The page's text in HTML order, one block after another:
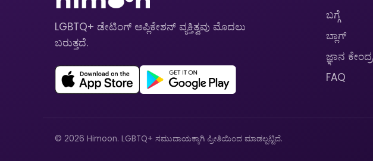
LGBTQ+ ಡೇಟಿಂಗ್ ಅಪ್ಲಿಕೇಶನ್ ವ್ಯಕ್ತಿತ್ವವು ಮೊದಲು
ಬರುತ್ತದೆ.
ಬಗ್ಗೆ
ಬ್ಲಾಗ್
ಜ್ಞಾನ ಕೇಂದ್ರ
FAQ
© 2026 Himoon. LGBTQ+ ಸಮುದಾಯಕ್ಕಾಗಿ ಪ್ರೀತಿಯಿಂದ ಮಾಡಲ್ಪಟ್ಟಿದೆ.